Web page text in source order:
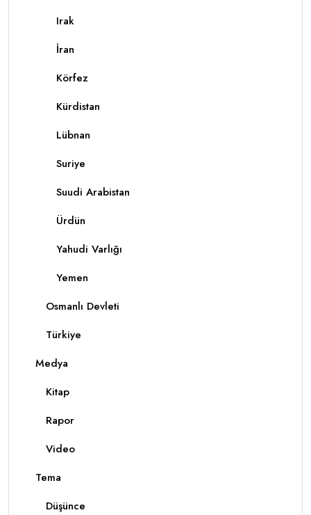
Irak
İran
Körfez
Kürdistan
Lübnan
Suriye
Suudi Arabistan
Ürdün
Yahudi Varlığı
Yemen
Osmanlı Devleti
Türkiye
Medya
Kitap
Rapor
Video
Tema
Düşünce